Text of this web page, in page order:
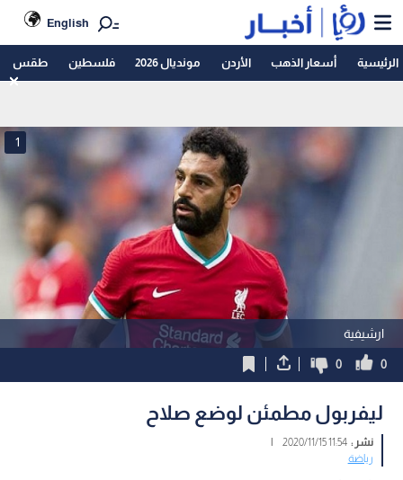
English
الرئيسية أسعار الذهب الأردن مونديال 2026 فلسطين طقس
ارشيفية
1
0
0
ليفربول مطمئن لوضع صلاح
نشر :11:54 2020/11/15
|
رياضة